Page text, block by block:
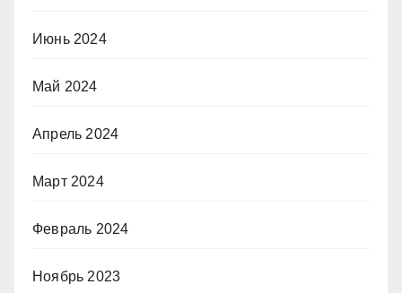
Июнь 2024
Май 2024
Апрель 2024
Март 2024
Февраль 2024
Ноябрь 2023